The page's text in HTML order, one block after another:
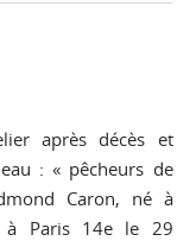
après décès et
: « pêcheurs de
Caron, né à
Paris 14e le 29